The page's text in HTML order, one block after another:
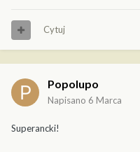
Cytuj
Popolupo
Napisano 6 Marca
Superancki!